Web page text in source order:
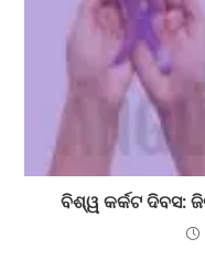
ବିଶ୍ୱ କର୍କଟ ଦିବସ: